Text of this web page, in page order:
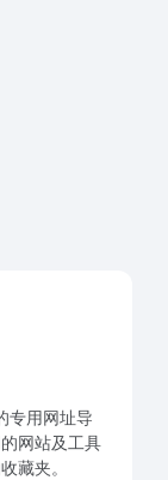
专用网址导
网站及工具
藏夹。